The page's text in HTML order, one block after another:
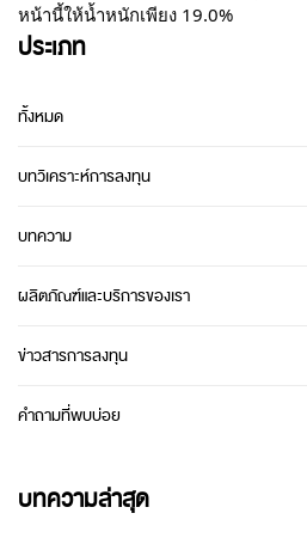
หน้านี้ให้น้ำหนักเพียง 19.0%
ประเภท
ทั้งหมด
บทวิเคราะห์การลงทุน
บทความ
ผลิตภัณฑ์และบริการของเรา
ข่าวสารการลงทุน
คำถามที่พบบ่อย
บทความล่าสุด